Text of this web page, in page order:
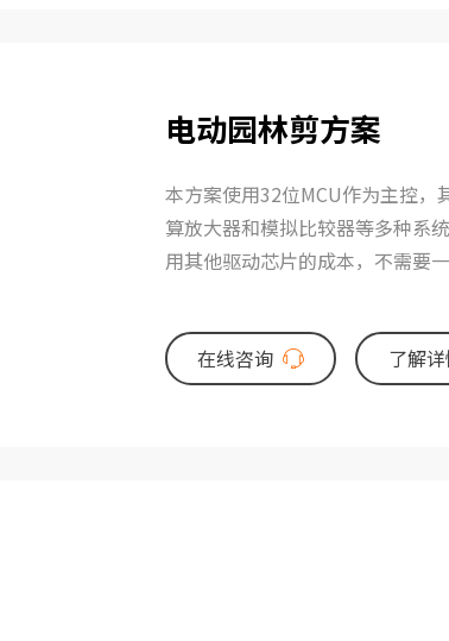
电动园林剪方案
本方案使用32位MCU作为主控，
算放大器和模拟比较器等多种系
用其他驱动芯片的成本，不需要
在线咨询 了解